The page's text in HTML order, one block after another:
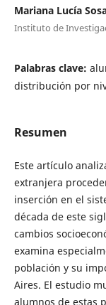
Mariana Lucía
Instituto de
Palabras clave:
distribución por
Resumen
Este artículo
extranjera
inserción en el
década de este
cambios
examina
población y su
Aires. El estudio
alumnos de estas